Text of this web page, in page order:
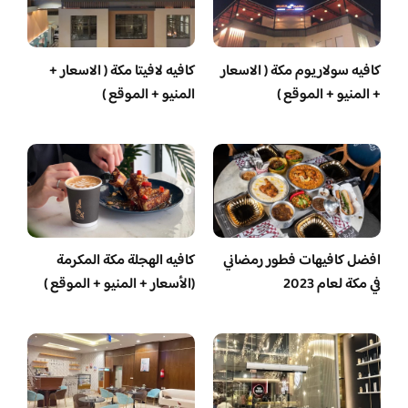
كافيه سولاريوم مكة ( الاسعار
+ المنيو + الموقع )
كافيه لافيتا مكة ( الاسعار +
المنيو + الموقع )
افضل كافيهات فطور رمضاني
في مكة لعام 2023
كافيه الهجلة مكة المكرمة
(الأسعار + المنيو + الموقع )